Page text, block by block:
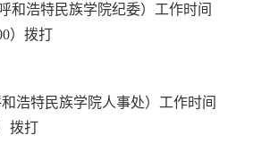
和浩特民族学院纪委）工作时间
）拨打
和浩特民族学院人事处）工作时间
拨打